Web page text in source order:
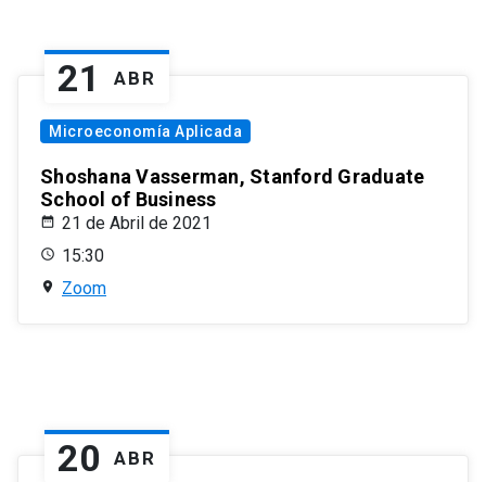
21 ABR
Microeconomía Aplicada
Shoshana Vasserman, Stanford Graduate
School of Business
21 de Abril de 2021
15:30
Zoom
20 ABR